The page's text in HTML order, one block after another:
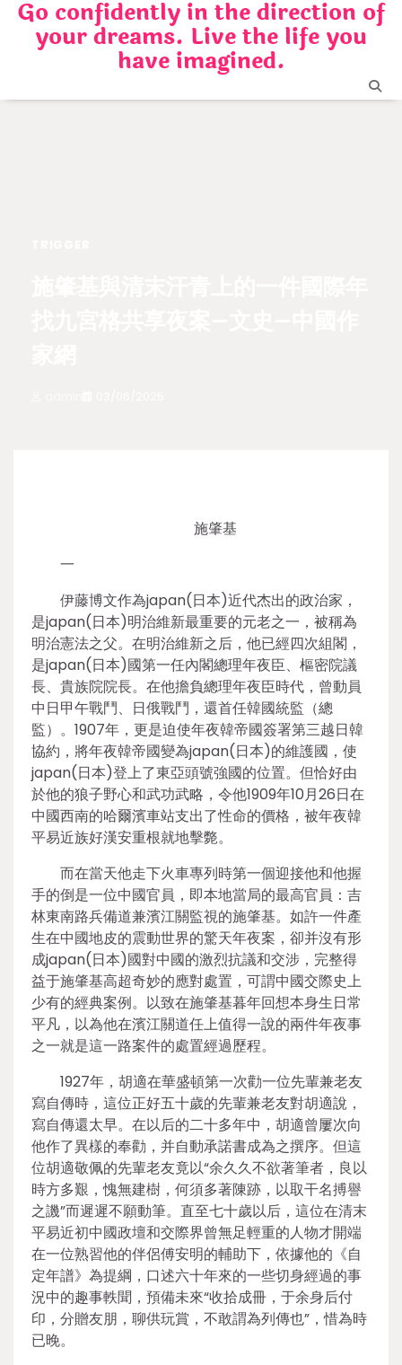
Skip
content
Go confidently in the direction of
your dreams. Live the life you
have imagined.
施肇基
一
伊藤博文作為japan(日本)近代杰出的政治家，
是japan(日本)明治維新最重要的元老之一，被稱為
明治憲法之父。在明治維新之后，他已經四次組閣，
是japan(日本)國第一任內閣總理年夜臣、樞密院議
長、貴族院院長。在他擔負總理年夜臣時代，曾動員
中日甲午戰鬥、日俄戰鬥，還首任韓國統監（總
監）。1907年，更是迫使年夜韓帝國簽署第三越日韓
協約，將年夜韓帝國變為japan(日本)的維護國，使
japan(日本)登上了東亞頭號強國的位置。但恰好由
於他的狼子野心和武功武略，令他1909年10月26日在
中國西南的哈爾濱車站支出了性命的價格，被年夜韓
平易近族好漢安重根就地擊斃。
而在當天他走下火車專列時第一個迎接他和他握
手的倒是一位中國官員，即本地當局的最高官員：吉
林東南路兵備道兼濱江關監視的施肇基。如許一件產
生在中國地皮的震動世界的驚天年夜案，卻并沒有形
成japan(日本)國對中國的激烈抗議和交涉，完整得
益于施肇基高超奇妙的應對處置，可謂中國交際史上
少有的經典案例。以致在施肇基暮年回想本身生日常
平凡，以為他在濱江關道任上值得一說的兩件年夜事
之一就是這一路案件的處置經過歷程。
1927年，胡適在華盛頓第一次勸一位先輩兼老友
寫自傳時，這位正好五十歲的先輩兼老友對胡適說，
寫自傳還太早。在以后的二十多年中，胡適曾屢次向
他作了異樣的奉勸，并自動承諾書成為之撰序。但這
位胡適敬佩的先輩老友竟以“余久久不欲著筆者，良以
時方多艱，愧無建樹，何須多著陳跡，以取干名搏譽
之譏”而遲遲不願動筆。直至七十歲以后，這位在清末
平易近初中國政壇和交際界曾無足輕重的人物才開端
在一位熟習他的伴侶傅安明的輔助下，依據他的《自
定年譜》為提綱，口述六十年來的一些切身經過的事
況中的趣事軼聞，預備未來“收拾成冊，于余身后付
印，分贈友朋，聊供玩賞，不敢謂為列傳也”，惜為時
已晚。